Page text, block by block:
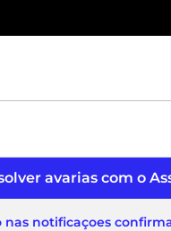
avarias com o
nas notificaçoes